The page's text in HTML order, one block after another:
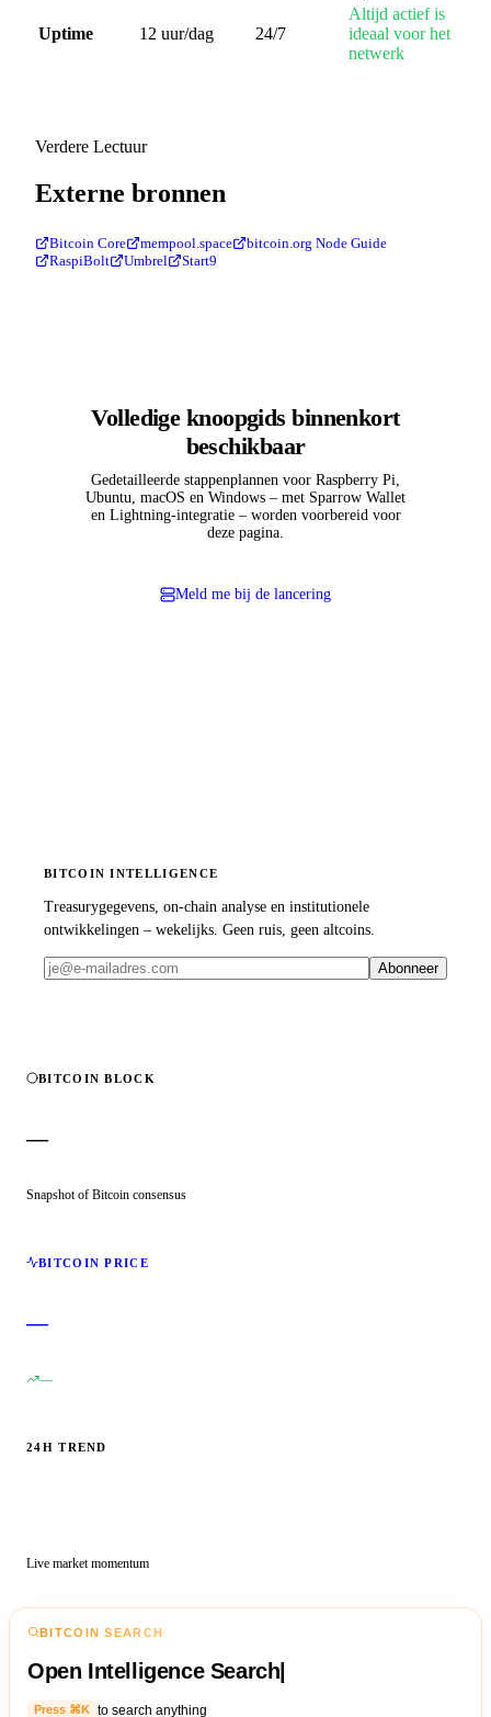
Uptime 12 uur/dag 24/7
Altijd actief is
ideaal voor het
netwerk
Verdere Lectuur
Externe bronnen
Bitcoin Core mempool.space
bitcoin.org Node Guide
RaspiBolt
Umbrel Start9
Volledige knoopgids binnenkort
beschikbaar
Gedetailleerde stappenplannen voor Raspberry Pi,
Ubuntu, macOS en Windows – met Sparrow Wallet
en Lightning-integratie – worden voorbereid voor
deze pagina.
Meld me bij de lancering
BITCOIN INTELLIGENCE
Treasurygegevens, on-chain analyse en institutionele
ontwikkelingen – wekelijks. Geen ruis, geen altcoins.
Abonneer
BITCOIN BLOCK
—
Snapshot of Bitcoin consensus
BITCOIN PRICE
—
—
24H TREND
Live market momentum
BITCOIN SEARCH
Open Intelligence Search
Press ⌘K to search anything